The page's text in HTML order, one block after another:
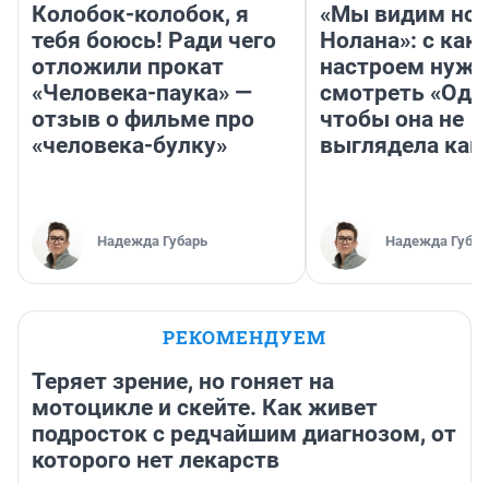
Колобок-колобок, я
тебя боюсь! Ради чего
отложили прокат
«Человека-паука» —
отзыв о фильме про
«человека-булку»
Надежда Губарь
«Мы видим
Нолана»: с
настроем
смотреть
чтобы она не
выглядела как
Надежда
РЕКОМЕНДУЕМ
Теряет зрение, но гоняет на
мотоцикле и скейте. Как живет
подросток с редчайшим диагнозом, от
которого нет лекарств